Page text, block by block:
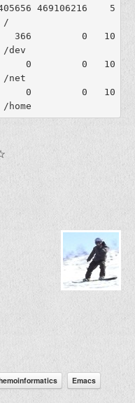
469106216    5
/
366         0   10
dev
0         0   10
net
0         0   10
Emacs